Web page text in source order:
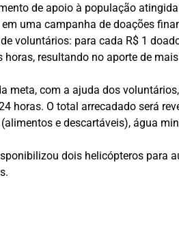
de apoio à população
uma campanha de doações
voluntários: para cada R$ 1
resultando no aporte de
meta, com a ajuda dos
horas. O total arrecadado será
e descartáveis), água
dois helicópteros para